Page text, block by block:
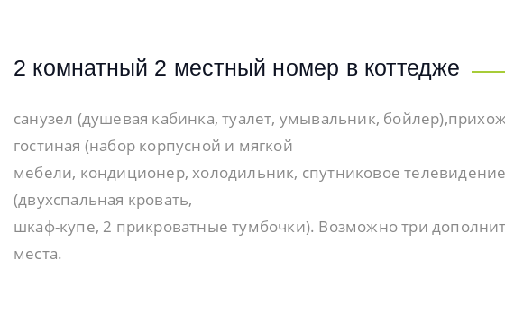
2 комнатный 2 местный номер в коттедже
санузел (душевая кабинка, туалет, умывальник,
гостиная (набор корпусной и мягкой
мебели, кондиционер, холодильник, спутниковое
(двухспальная кровать,
шкаф-купе, 2 прикроватные тумбочки). Возможно три
места.